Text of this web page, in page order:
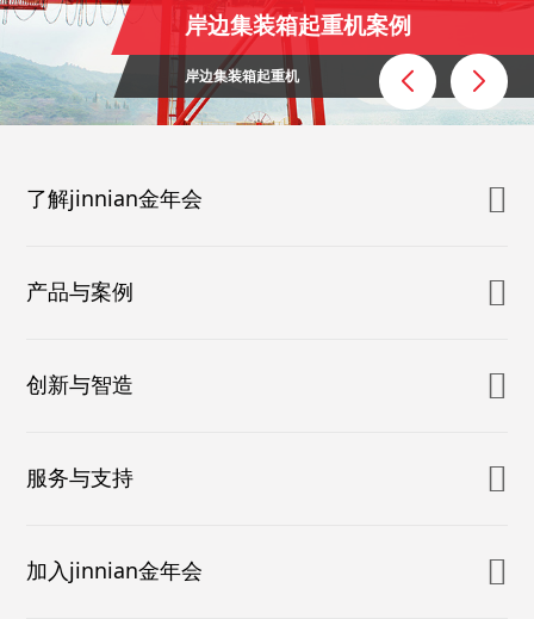
岸边集装箱起重机案例
岸边集装箱起重机
了解jinnian金年会
产品与案例
创新与智造
服务与支持
加入jinnian金年会